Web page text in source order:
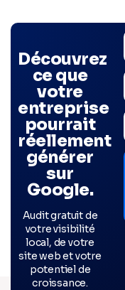
Découvrez
ce que
votre
entreprise
pourrait
réellement
générer
sur
Google.
Audit gratuit de
votre visibilité
local, de votre
site web et votre
potentiel de
croissance.